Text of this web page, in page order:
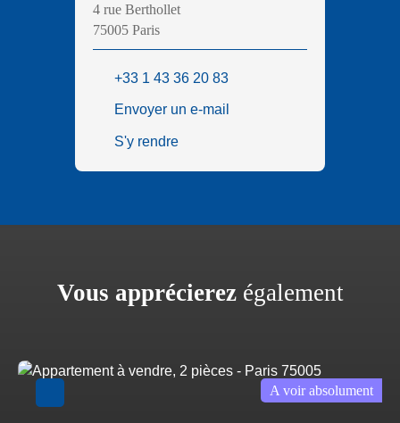
4 rue Berthollet
75005 Paris
+33 1 43 36 20 83
Envoyer un e-mail
S'y rendre
Vous apprécierezégalement
A voir absolument